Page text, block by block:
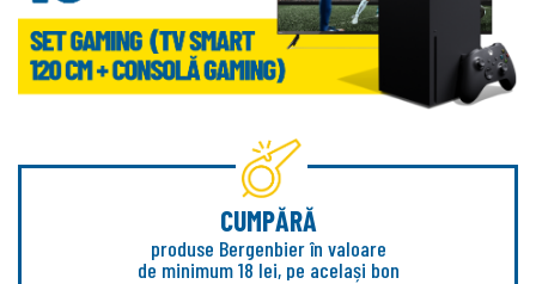
CUMPĂRĂ
produse Bergenbier în valoare
de minimum 18 lei, pe același bon​